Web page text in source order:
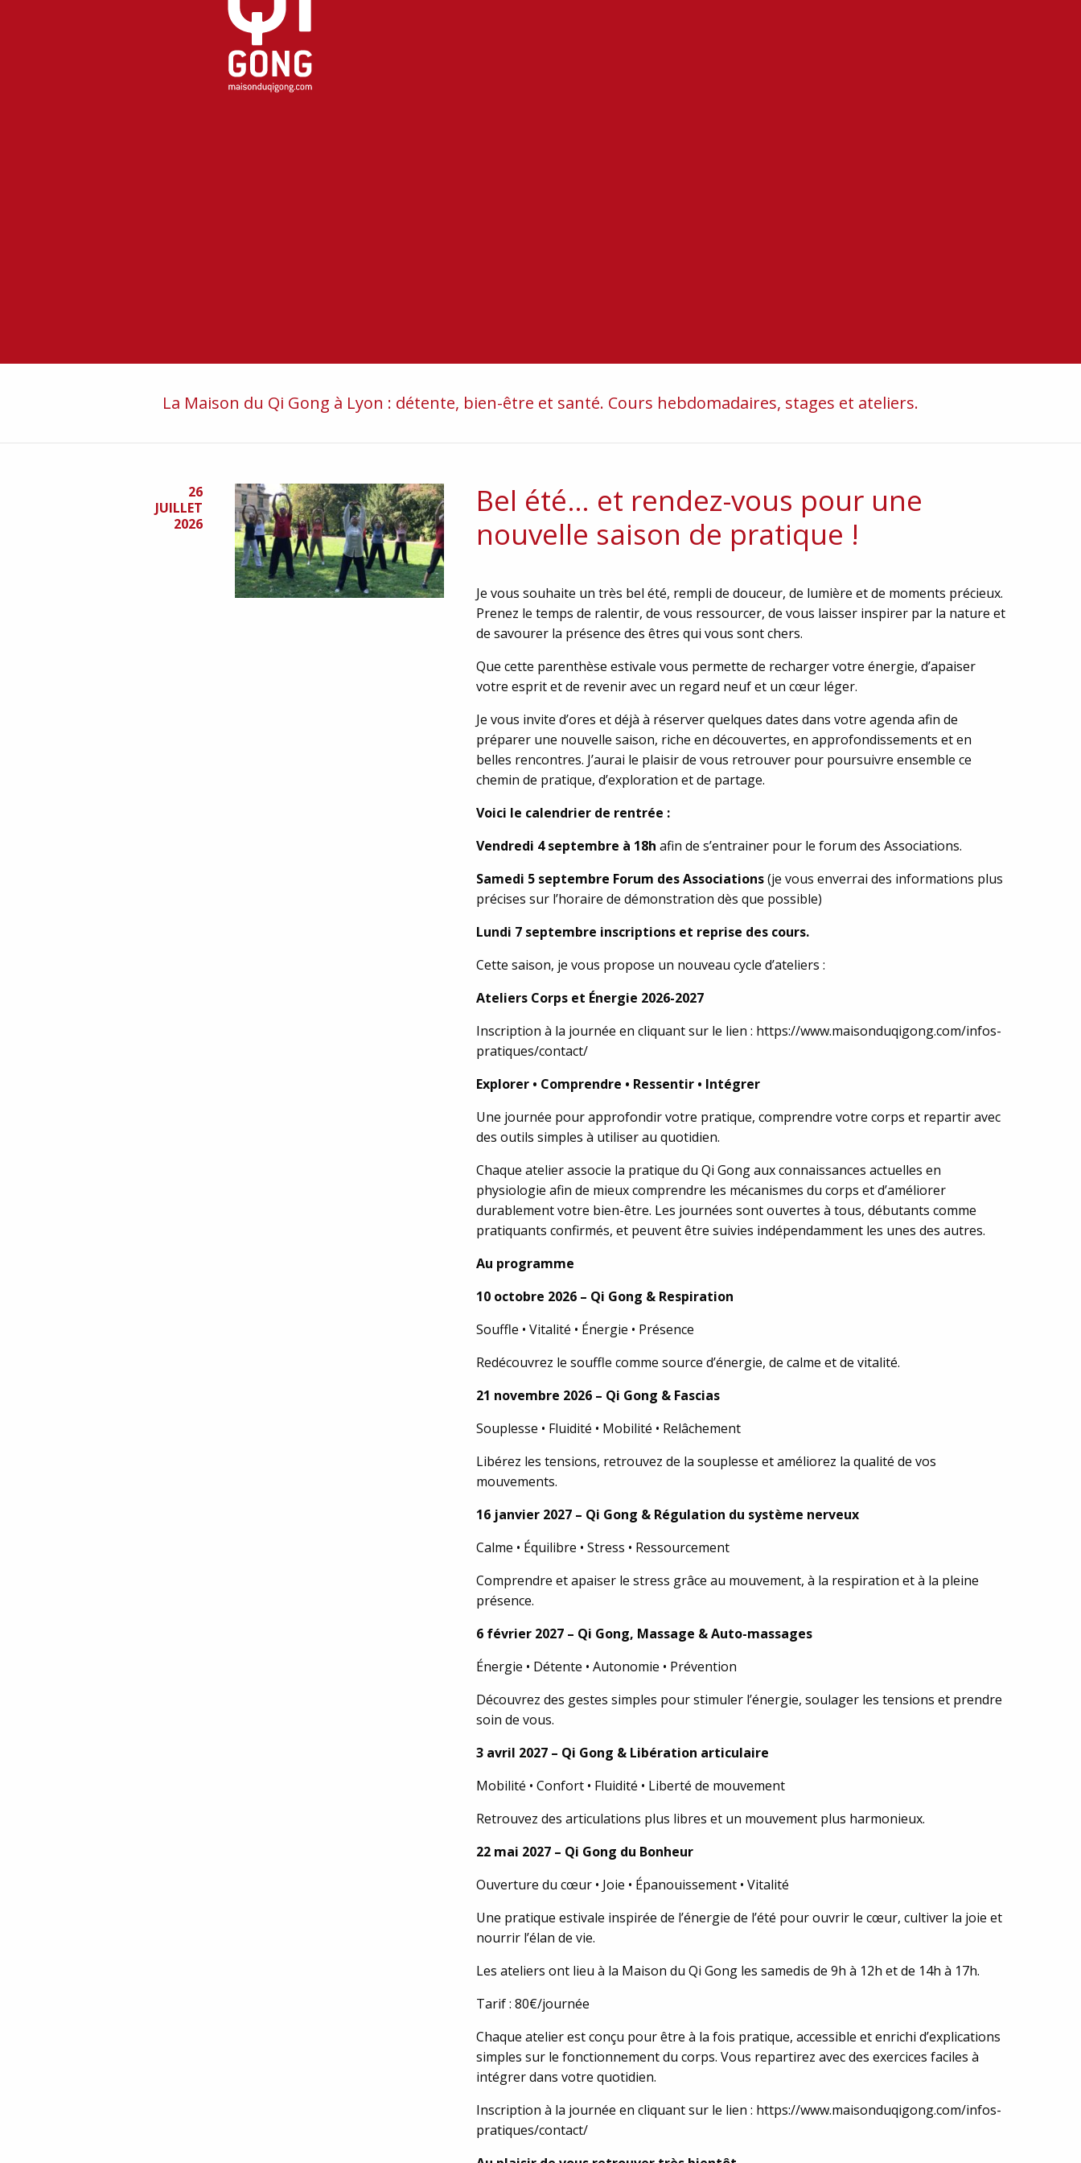
La Maison du Qi Gong à Lyon : détente, bien-être et santé. Cours hebdomadaires, stages et ateliers.
26
JUILLET
2026
Bel été… et rendez-vous pour une
nouvelle saison de pratique !
Je vous souhaite un très bel été, rempli de douceur, de lumière et de moments précieux.
Prenez le temps de ralentir, de vous ressourcer, de vous laisser inspirer par la nature et
de savourer la présence des êtres qui vous sont chers.
Que cette parenthèse estivale vous permette de recharger votre énergie, d’apaiser
votre esprit et de revenir avec un regard neuf et un cœur léger.
Je vous invite d’ores et déjà à réserver quelques dates dans votre agenda afin de
préparer une nouvelle saison, riche en découvertes, en approfondissements et en
belles rencontres. J’aurai le plaisir de vous retrouver pour poursuivre ensemble ce
chemin de pratique, d’exploration et de partage.
Voici le calendrier de rentrée :
Vendredi 4 septembre à 18h afin de s’entrainer pour le forum des Associations.
Samedi 5 septembre Forum des Associations(je vous enverrai des informations plus
précises sur l’horaire de démonstration dès que possible)
Lundi 7 septembre inscriptions et reprise des cours.
Cette saison, je vous propose un nouveau cycle d’ateliers :
Ateliers Corps et Énergie 2026-2027
Inscription à la journée en cliquant sur le lien : https://www.maisonduqigong.com/infos-
pratiques/contact/
Explorer • Comprendre • Ressentir • Intégrer
Une journée pour approfondir votre pratique, comprendre votre corps et repartir avec
des outils simples à utiliser au quotidien.
Chaque atelier associe la pratique du Qi Gong aux connaissances actuelles en
physiologie afin de mieux comprendre les mécanismes du corps et d’améliorer
durablement votre bien-être. Les journées sont ouvertes à tous, débutants comme
pratiquants confirmés, et peuvent être suivies indépendamment les unes des autres.
Au programme
10 octobre 2026 – Qi Gong & Respiration
Souffle • Vitalité • Énergie • Présence
Redécouvrez le souffle comme source d’énergie, de calme et de vitalité.
21 novembre 2026 – Qi Gong & Fascias
Souplesse • Fluidité • Mobilité • Relâchement
Libérez les tensions, retrouvez de la souplesse et améliorez la qualité de vos
mouvements.
16 janvier 2027 – Qi Gong & Régulation du système nerveux
Calme • Équilibre • Stress • Ressourcement
Comprendre et apaiser le stress grâce au mouvement, à la respiration et à la pleine
présence.
6 février 2027 – Qi Gong, Massage & Auto-massages
Énergie • Détente • Autonomie • Prévention
Découvrez des gestes simples pour stimuler l’énergie, soulager les tensions et prendre
soin de vous.
3 avril 2027 – Qi Gong & Libération articulaire
Mobilité • Confort • Fluidité • Liberté de mouvement
Retrouvez des articulations plus libres et un mouvement plus harmonieux.
22 mai 2027 – Qi Gong du Bonheur
Ouverture du cœur • Joie • Épanouissement • Vitalité
Une pratique estivale inspirée de l’énergie de l’été pour ouvrir le cœur, cultiver la joie et
nourrir l’élan de vie.
Les ateliers ont lieu à la Maison du Qi Gong les samedis de 9h à 12h et de 14h à 17h.
Tarif : 80€/journée
Chaque atelier est conçu pour être à la fois pratique, accessible et enrichi d’explications
simples sur le fonctionnement du corps. Vous repartirez avec des exercices faciles à
intégrer dans votre quotidien.
Inscription à la journée en cliquant sur le lien : https://www.maisonduqigong.com/infos-
pratiques/contact/